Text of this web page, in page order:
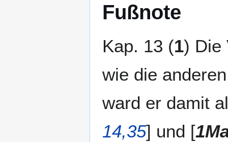
Fußnote
Kap. 13 (1) Die
wie die
ward er damit
14,35] und [